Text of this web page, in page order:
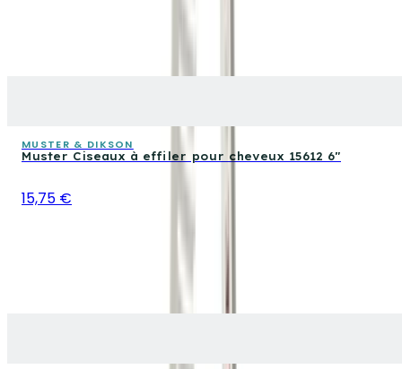
MUSTER & DIKSON
Muster Ciseaux à effiler pour cheveux 15612 6"
15,75 €